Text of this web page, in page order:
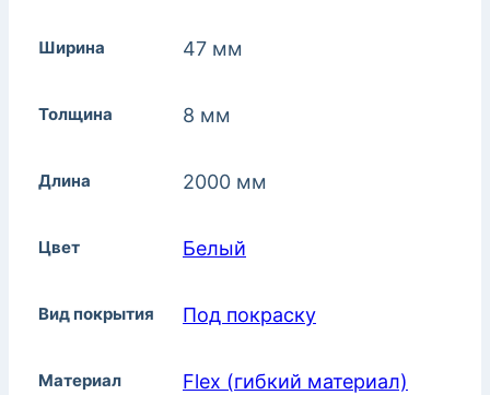
Ширина 47 мм
Толщина 8 мм
Длина 2000 мм
Цвет Белый
Вид покрытия Под покраску
Материал Flex (гибкий материал)